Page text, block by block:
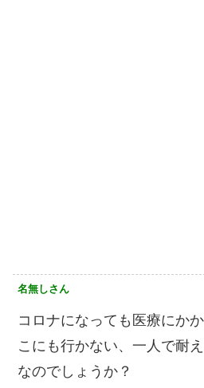
名無しさん
コロナになっても医療にか
こにも行かない、一人で耐
なのでしょうか？